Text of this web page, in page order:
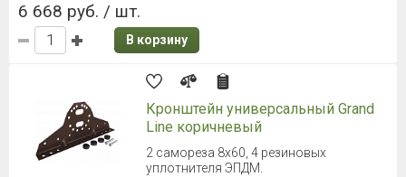
6 668 руб. / шт.
В корзину
Кронштейн универсальный Grand
Line коричневый
2 самореза 8х60, 4 резиновых
уплотнителя ЭПДМ.